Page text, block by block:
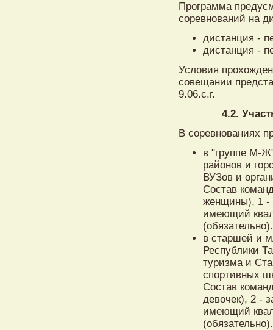
Программа
соревнований на
дистанция -
дистанция -
Условия
совещании
9.06.с.г.
4.2.
В соревнованиях
в "группе М-
районов и
ВУЗов и
Состав
женщины), 1 -
имеющий
(обязательно).
в старшей и
Республики
туризма и
спортивных
Состав
девочек), 2 -
имеющий
(обязательно).